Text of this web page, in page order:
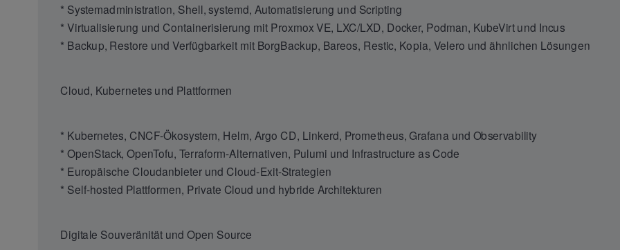
* Systemadministration, Shell, systemd, Automatisierung und Scripting
* Virtualisierung und Containerisierung mit Proxmox VE, LXC/LXD, Docker, Podman, KubeVirt und Incus
* Backup, Restore und Verfügbarkeit mit BorgBackup, Bareos, Restic, Kopia, Velero und ähnlichen Lösungen
Cloud, Kubernetes und Plattformen
* Kubernetes, CNCF-Ökosystem, Helm, Argo CD, Linkerd, Prometheus, Grafana und Observability
* OpenStack, OpenTofu, Terraform-Alternativen, Pulumi und Infrastructure as Code
* Europäische Cloudanbieter und Cloud-Exit-Strategien
* Self-hosted Plattformen, Private Cloud und hybride Architekturen
Digitale Souveränität und Open Source